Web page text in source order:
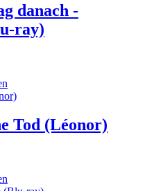
danach -
ray)
Tod (Léonor)